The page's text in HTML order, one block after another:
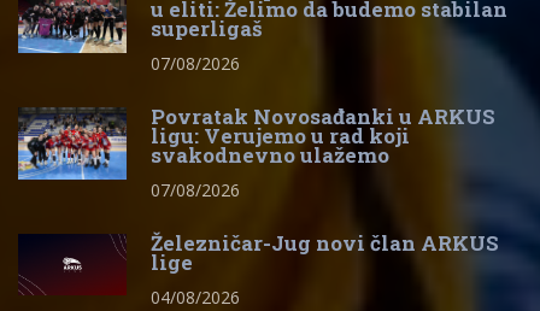
u eliti: Želimo da budemo stabilan
superligaš
07/08/2026
Povratak Novosađanki u ARKUS
ligu: Verujemo u rad koji
svakodnevno ulažemo
07/08/2026
Železničar-Jug novi član ARKUS
lige
04/08/2026